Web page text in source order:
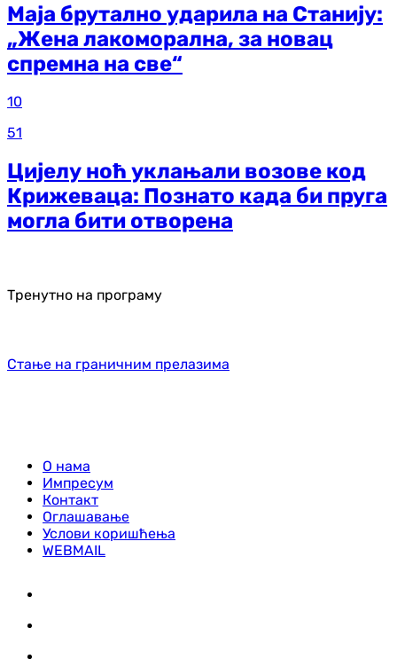
Маја брутално ударила на Станију:
„Жена лакоморална, за новац
спремна на све“
10
51
Цијелу ноћ уклањали возове код
Крижеваца: Познато када би пруга
могла бити отворена
Тренутно на програму
Стање на граничним прелазима
О нама
Импресум
Контакт
Оглашавање
Услови коришћења
WEBMAIL